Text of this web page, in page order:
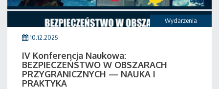
Wydarzenia
10.12.2025
IV Konferencja Naukowa:
BEZPIECZEŃSTWO W OBSZARACH
PRZYGRANICZNYCH — NAUKA I
PRAKTYKA